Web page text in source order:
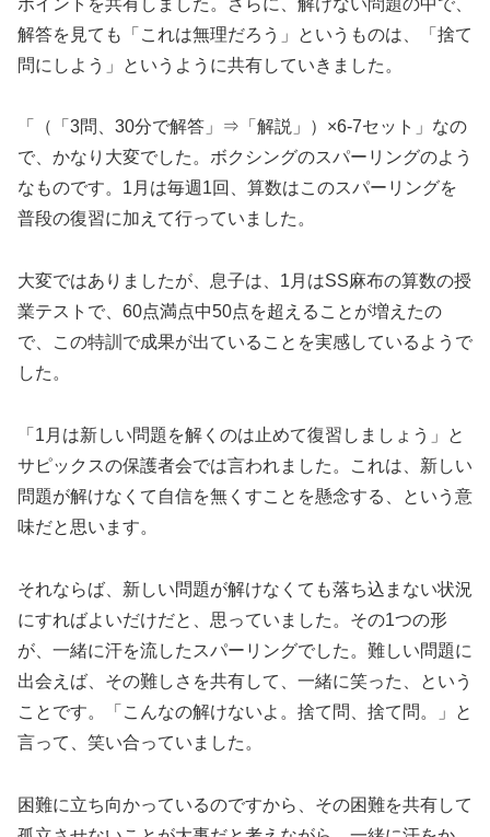
解答を見ても「これは無理だろう」というものは、「捨て
問にしよう」というように共有していきました。
「（「3問、30分で解答」⇒「解説」）×6-7セット」なの
で、かなり大変でした。ボクシングのスパーリングのよう
なものです。1月は毎週1回、算数はこのスパーリングを
普段の復習に加えて行っていました。
大変ではありましたが、息子は、1月はSS麻布の算数の授
業テストで、60点満点中50点を超えることが増えたの
で、この特訓で成果が出ていることを実感しているようで
した。
「1月は新しい問題を解くのは止めて復習しましょう」と
サピックスの保護者会では言われました。これは、新しい
問題が解けなくて自信を無くすことを懸念する、という意
味だと思います。
それならば、新しい問題が解けなくても落ち込まない状況
にすればよいだけだと、思っていました。その1つの形
が、一緒に汗を流したスパーリングでした。難しい問題に
出会えば、その難しさを共有して、一緒に笑った、という
ことです。「こんなの解けないよ。捨て問、捨て問。」と
言って、笑い合っていました。
困難に立ち向かっているのですから、その困難を共有して